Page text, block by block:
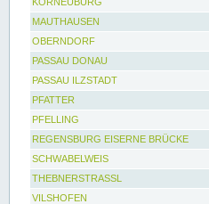
MAUTHAUSEN
OBERNDORF
PASSAU DONAU
PASSAU ILZSTADT
PFATTER
PFELLING
REGENSBURG EISERNE BRÜCKE
SCHWABELWEIS
THEBNERSTRASSL
VILSHOFEN